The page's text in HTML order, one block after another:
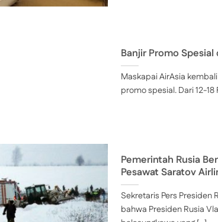
Banjir Promo Spesial
Maskapai AirAsia
promo spesial. Dari 12-
Pemerintah Rusia
Pesawat Saratov
Sekretaris Pers Presiden
bahwa Presiden Rusia